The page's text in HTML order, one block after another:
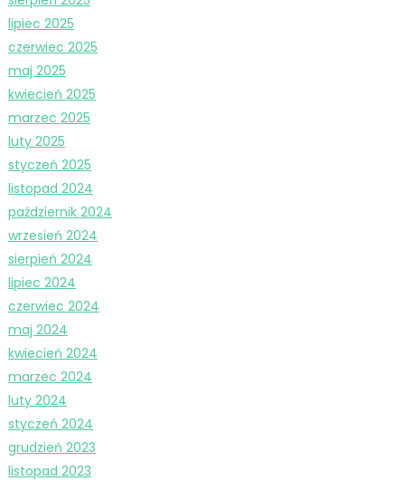
lipiec 2025
czerwiec 2025
maj 2025
kwiecień 2025
marzec 2025
luty 2025
styczeń 2025
listopad 2024
październik 2024
wrzesień 2024
sierpień 2024
lipiec 2024
czerwiec 2024
maj 2024
kwiecień 2024
marzec 2024
luty 2024
styczeń 2024
grudzień 2023
listopad 2023